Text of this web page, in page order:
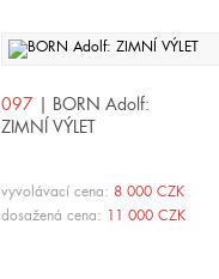
097 | BORN Adolf:
ZIMNÍ VÝLET
vyvolávací cena: 8 000 CZK
dosažená cena: 11 000 CZK